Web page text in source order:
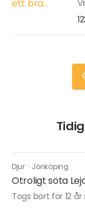
Djur · Jönköping
Otroligt söta
Togs bort för 12 år